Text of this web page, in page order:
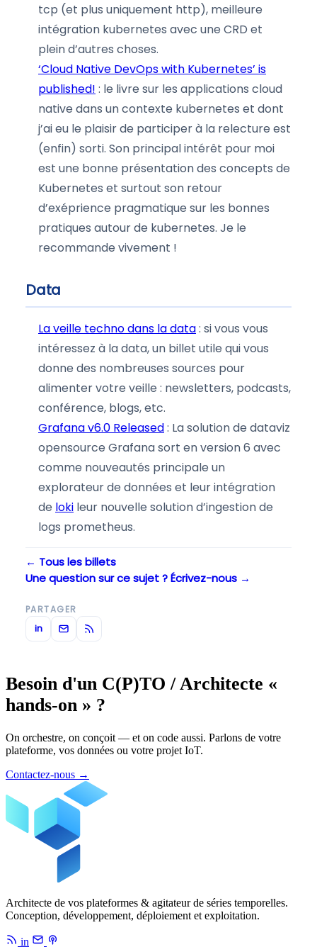
tcp (et plus uniquement http), meilleure
intégration kubernetes avec une CRD et
plein d’autres choses.
‘Cloud Native DevOps with Kubernetes’ is
published! : le livre sur les applications cloud
native dans un contexte kubernetes et dont
j’ai eu le plaisir de participer à la relecture est
(enfin) sorti. Son principal intérêt pour moi
est une bonne présentation des concepts de
Kubernetes et surtout son retour
d’exéprience pragmatique sur les bonnes
pratiques autour de kubernetes. Je le
recommande vivement !
Data
La veille techno dans la data: si vous vous
intéressez à la data, un billet utile qui vous
donne des nombreuses sources pour
alimenter votre veille : newsletters, podcasts,
conférence, blogs, etc.
Grafana v6.0 Released: La solution de dataviz
opensource Grafana sort en version 6 avec
comme nouveautés principale un
explorateur de données et leur intégration
de loki leur nouvelle solution d’ingestion de
logs prometheus.
← Tous les billets
Une question sur ce sujet ? Écrivez-nous →
PARTAGER
in
Besoin d'un C(P)TO / Architecte «
hands-on » ?
On orchestre, on conçoit — et on code aussi. Parlons de votre
plateforme, vos données ou votre projet IoT.
Contactez-nous →
Architecte de vos plateformes & agitateur de séries temporelles.
Conception, développement, déploiement et exploitation.
in